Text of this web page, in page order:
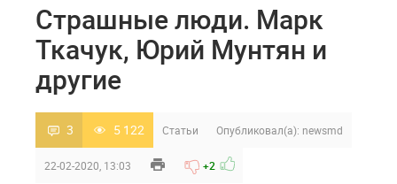
Страшные люди. Марк
Ткачук, Юрий Мунтян и
другие
3 5 122 Статьи Опубликовал(а): newsmd
22-02-2020, 13:03 +2